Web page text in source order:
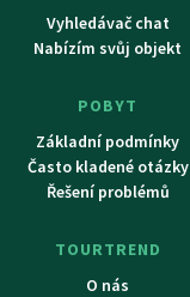
Vyhledávač chat
Nabízím svůj objekt
POBYT
Základní podmínky
Často kladené otázky
Řešení problémů
TOURTREND
O nás